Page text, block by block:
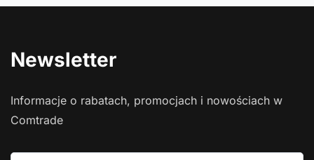
Newsletter
Informacje o rabatach, promocjach i nowościach w
Comtrade